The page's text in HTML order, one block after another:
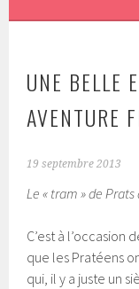
UNE BELLE
AVENTURE
19 septembre 2013
Le « tram » de
C’est à l’occasion
que les Pratéens
qui, il y a juste un